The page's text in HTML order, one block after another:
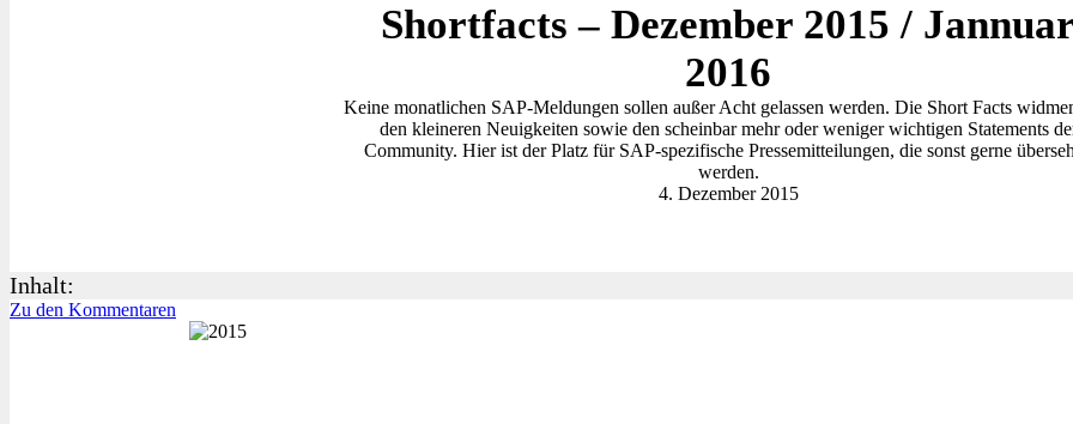
Shortfacts – Dezember 2015 / Jannuar
2016
Keine monatlichen SAP-Meldungen sollen außer Acht gelassen werden. Die Short Facts
den kleineren Neuigkeiten sowie den scheinbar mehr oder weniger wichtigen Statements
Community. Hier ist der Platz für SAP-spezifische Pressemitteilungen, die sonst gerne
werden.
4. Dezember 2015
Inhalt:
Zu den Kommentaren